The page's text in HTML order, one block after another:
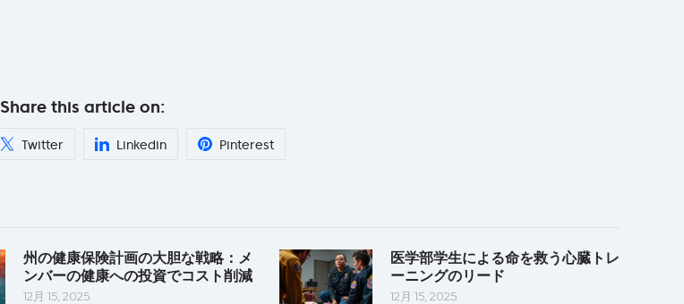
Share this article on:
Twitter Linkedin Pinterest
州の健康保険計画の大胆な戦略：メ
ンバーの健康への投資でコスト削減
12月 15, 2025
医学部学生による命を救う心臓トレ
ーニングのリード
12月 15, 2025